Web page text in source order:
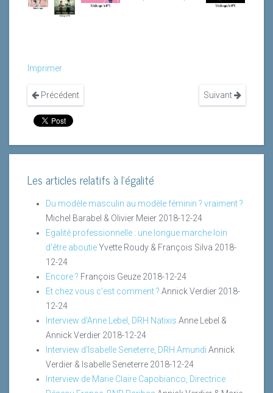
Imprimer
Précédent Suivant
Les articles relatifs à l'égalité
Du modèle masculin au modèle féminin ? vraiment ?
Michel Barabel & Olivier Meier 2018-12-24
Egalité professionnelle : une longue marche loin
d'être aboutieYvette Roudy & François Silva 2018-
12-24
Encore ? François Geuze 2018-12-24
Et chez vous c'est comment ? Annick Verdier 2018-
12-24
Interview d'Anne Lebel, DRH Natixis Anne Lebel &
Annick Verdier 2018-12-24
Interview d'Isabelle Seneterre, DRH Amundi Annick
Verdier & Isabelle Seneterre 2018-12-24
Interview de Marie Claire Capobianco, Directrice